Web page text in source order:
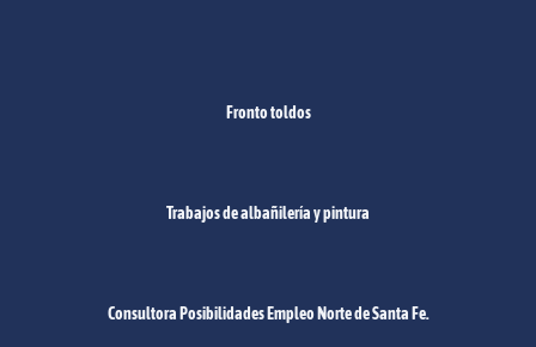
Fronto toldos
Trabajos de albañilería y pintura
Consultora Posibilidades Empleo Norte de Santa Fe.